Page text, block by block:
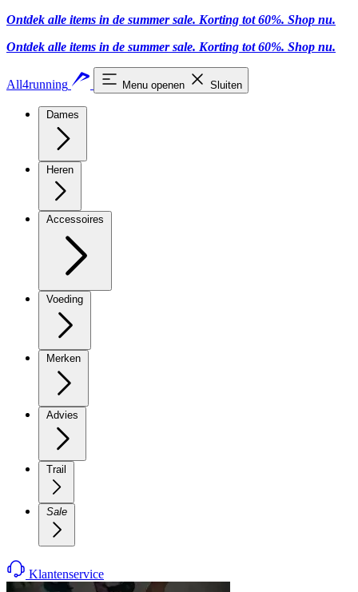
Ontdek alle items in de summer sale. Korting tot 60%. Shop nu.
Ontdek alle items in de summer sale. Korting tot 60%. Shop nu.
All4running Menu openen Sluiten
Dames
Heren
Accessoires
Voeding
Merken
Advies
Trail
Sale
Klantenservice